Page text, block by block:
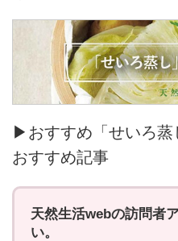
▶おすすめ「せいろ蒸
おすすめ記事